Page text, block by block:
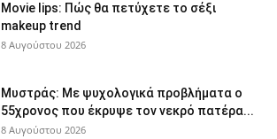
Movie lips: Πώς θα πετύχετε το σέξι
makeup trend
8 Αυγούστου 2026
Μυστράς: Με ψυχολογικά προβλήματα ο
55χρονος που έκρυψε τον νεκρό πατέρα...
8 Αυγούστου 2026